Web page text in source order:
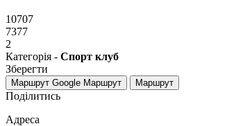
10707
7377
2
Категорія - Спорт клуб
Зберегти
Маршрут Google Маршрут Маршрут
Поділитись
Адреса